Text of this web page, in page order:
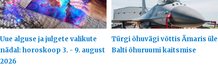
Uue alguse ja julgete valikute
nädal: horoskoop 3. - 9. august
2026
Türgi õhuvägi võttis Ämaris üle
Balti õhuruumi kaitsmise